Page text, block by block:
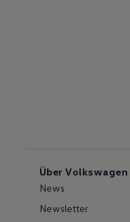
Über Volkswagen
News
Newsletter